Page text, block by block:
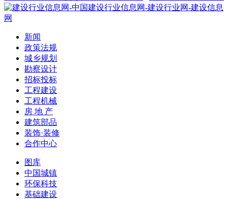
新闻
政策法规
城乡规划
勘察设计
招标投标
工程建设
工程机械
房 地 产
建筑部品
装饰·装修
合作中心
图库
中国城镇
环保科技
基础建设